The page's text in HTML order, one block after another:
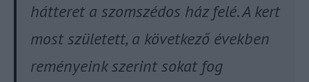
hátteret a szomszédos ház felé. A kert
most született, a következő években
reményeink szerint sokat fog